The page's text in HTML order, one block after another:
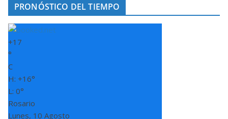
PRONÓSTICO DEL TIEMPO
+17
°
C
H: +16°
L: 0°
Rosario
Lunes, 10 Agosto